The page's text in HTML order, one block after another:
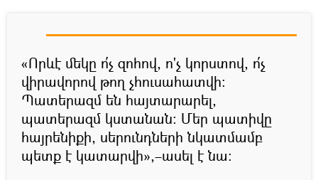
«Որևէ մեկը ո՛չ զոհով, ո'չ կորստով, ո՛չ
վիրավորով թող չհուսահատվի։
Պատերազմ են հայտարարել,
պատերազմ կստանան։ Մեր պատիվը
հայրենիքի, սերունդների նկատմամբ
պետք է կատարվի»,–ասել է նա։